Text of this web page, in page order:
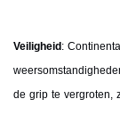
Veiligheid :
de grip te vergroten,